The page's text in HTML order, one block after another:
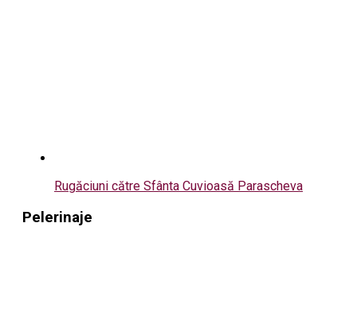
Rugăciuni către Sfânta Cuvioasă Parascheva
Pelerinaje